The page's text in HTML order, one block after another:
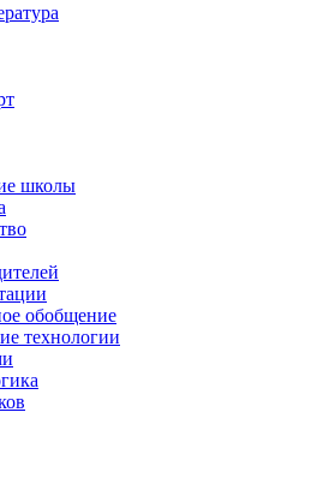
школы
обобщение
технологии